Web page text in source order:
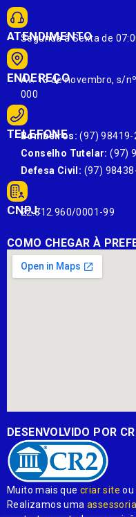
ATENDIMENTO
Segunda à Sexta de
ENDEREÇO
Av. 13 de novembro, s/
000
TELEFONE
Bombeiros: (97) 98419-
Conselho Tutelar: (97)
Defesa Civil: (97)
CNPJ:
22.812.960/0001-99
COMO CHEGAR À
DESENVOLVIDO POR
Muito mais quecriar site ou
Realizamos umaassessoria